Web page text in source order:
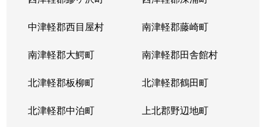
中津軽郡西目屋村 南津軽郡藤崎町
南津軽郡大鰐町 南津軽郡田舎館村
北津軽郡板柳町 北津軽郡鶴田町
北津軽郡中泊町 上北郡野辺地町